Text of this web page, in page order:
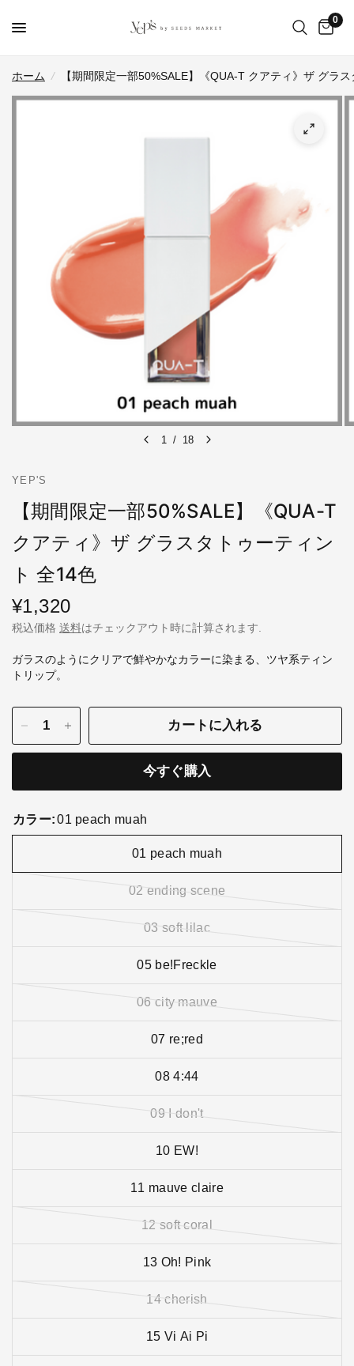
0
ホーム / 【期間限定一部50%SALE】《QUA-T クアティ》ザ グラ
1 / 18
YEP'S
【期間限定一部50%SALE】《QUA-T
クアティ》ザ グラスタトゥーティン
ト 全14色
¥1,320
税込価格 送料はチェックアウト時に計算されます.
ガラスのようにクリアで鮮やかなカラーに染まる、ツヤ系ティン
トリップ。
カートに入れる
今すぐ購入
カラー:01 peach muah
01 peach muah
02 ending scene
03 soft lilac
05 be!Freckle
06 city mauve
07 re;red
08 4:44
09 I don't
10 EW!
11 mauve claire
12 soft coral
13 Oh! Pink
14 cherish
15 Vi Ai Pi